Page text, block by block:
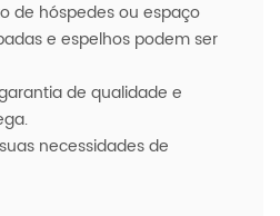
de hóspedes ou espaço
e espelhos podem ser
de qualidade e
necessidades de